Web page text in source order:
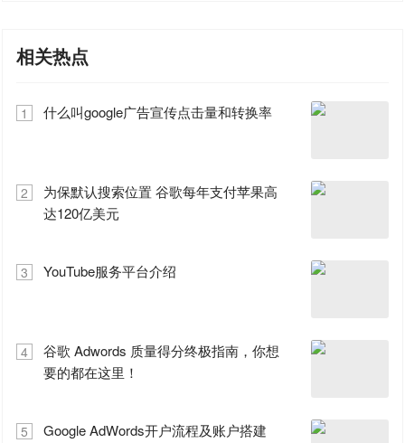
相关热点
1 什么叫google广告宣传点击量和转换率
2
为保默认搜索位置 谷歌每年支付苹果高
达120亿美元
3 YouTube服务平台介绍
4
谷歌 Adwords 质量得分终极指南，你想
要的都在这里！
5 Google AdWords开户流程及账户搭建